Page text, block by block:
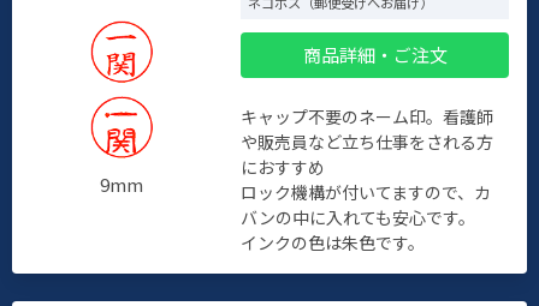
9mm
商品詳細・ご注文
キャップ不要のネーム印。看護師
や販売員など立ち仕事をされる方
におすすめ
ロック機構が付いてますので、カ
バンの中に入れても安心です。
インクの色は朱色です。